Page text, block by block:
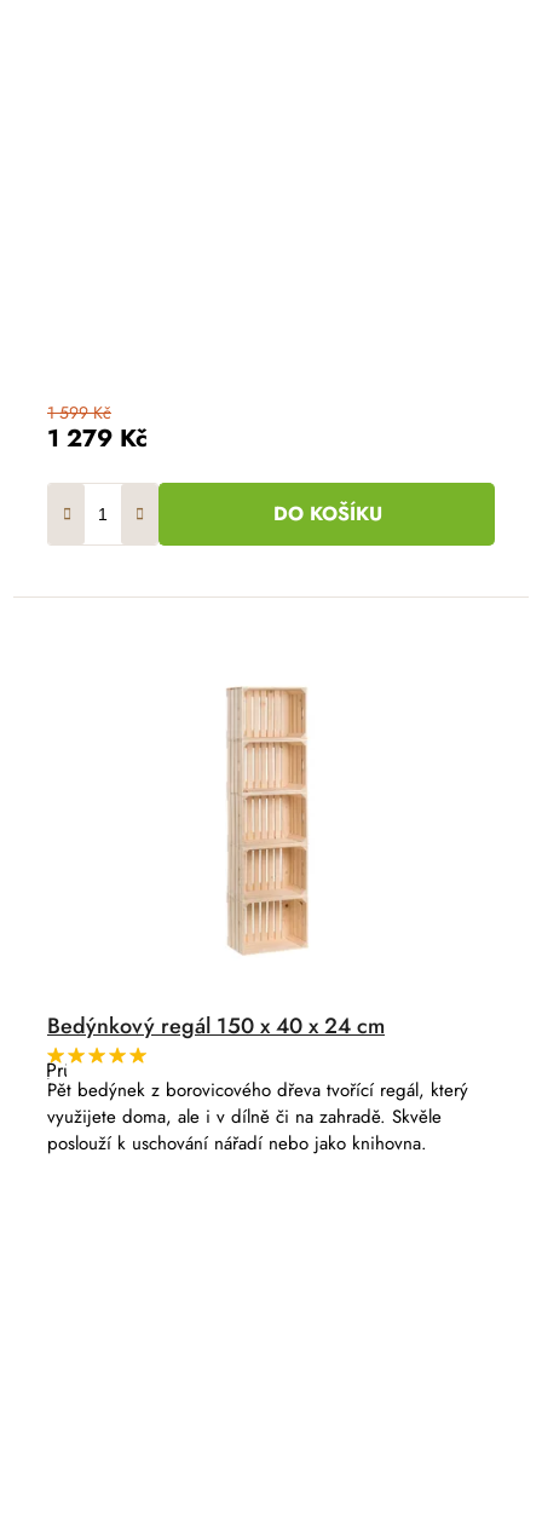
1 279 Kč
1 599 Kč
DO KOŠÍKU
Bedýnkový regál 150 x 40 x 24 cm
Průměrné
hodnocení
produktu
je
5,0
z
Pět bedýnek z borovicového dřeva tvořící regál, který
využijete doma, ale i v dílně či na zahradě. Skvěle
poslouží k uschování nářadí nebo jako knihovna.